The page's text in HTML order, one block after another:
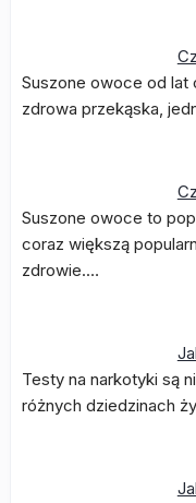
Suszone owoce od lat
zdrowa przekąska,
Suszone owoce to
coraz większą
zdrowie.…
Testy na narkotyki są
różnych dziedzinach